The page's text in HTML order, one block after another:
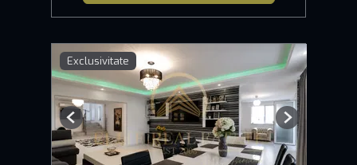
Exclusivitate
Previous Next